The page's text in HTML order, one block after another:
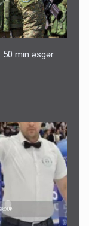
50 min əsgər